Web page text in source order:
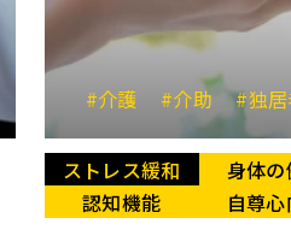
#リフト #ストレッ
#介護 #介助 #独
ストレス緩和
身体の
認知機能
自尊心